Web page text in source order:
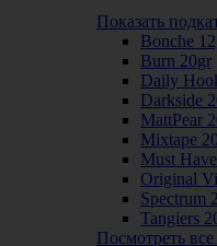
Показать
Bonche
Burn 20gr
Daily
Darkside
MattPear
Mixtape
Must
Original
Spectrum
Tangiers
Посмотреть